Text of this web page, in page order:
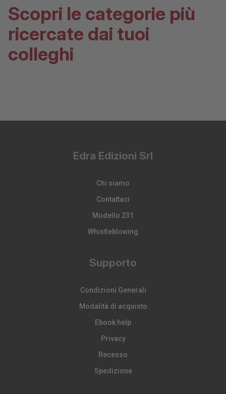
Scopri le categorie più
ricercate dai tuoi
colleghi
Edra Edizioni Srl
Chi siamo
Contattaci
Modello 231
Whistleblowing
Supporto
Condizioni Generali
Modalità di acquisto
Ebook help
Privacy
Recesso
Spedizione